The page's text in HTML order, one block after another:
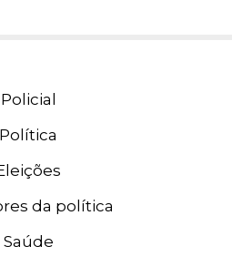
Policial
Política
da política
Saúde